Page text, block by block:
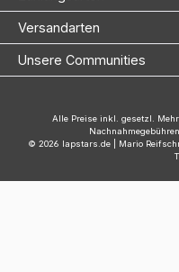
Versandarten
Unsere Communities
Alle Preise inkl. gesetzl.
© 2026 lapstars.de | Mario